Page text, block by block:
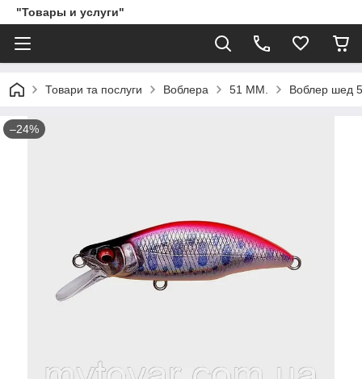
"Товары и услуги"
Товари та послуги Воблера 51 ММ. Воблер шед
–24%